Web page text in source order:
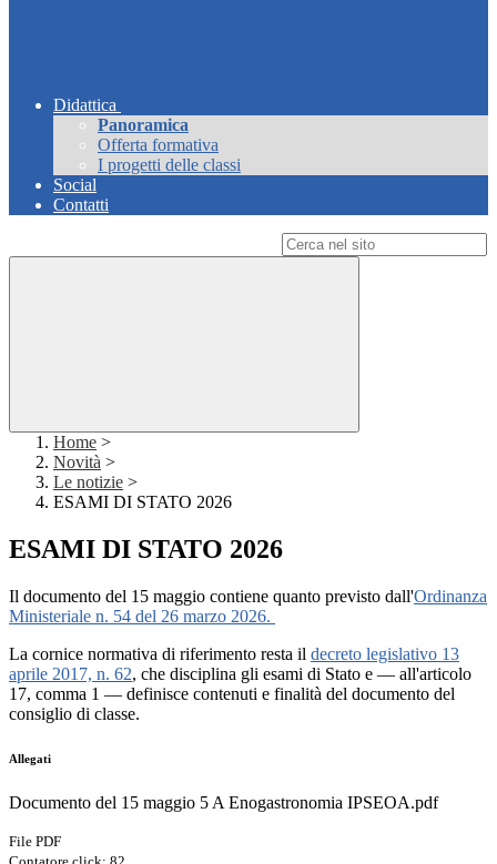
Didattica
Panoramica
Offerta formativa
I progetti delle classi
Social
Contatti
Home >
Novità >
Le notizie >
ESAMI DI STATO 2026
ESAMI DI STATO 2026
Il documento del 15 maggio contiene quanto previsto dall'Ordinanza
Ministeriale n. 54 del 26 marzo 2026.
La cornice normativa di riferimento resta il decreto legislativo 13
aprile 2017, n. 62, che disciplina gli esami di Stato e — all'articolo
17, comma 1 — definisce contenuti e finalità del documento del
consiglio di classe.
Allegati
Documento del 15 maggio 5 A Enogastronomia IPSEOA.pdf
File PDF